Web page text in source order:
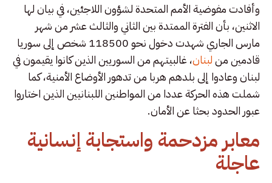
وأفادت مفوضية الأمم المتحدة لشؤون اللاجئين، في بيان لها
الاثنين، بأن الفترة الممتدة بين الثاني والثالث عشر من شهر
مارس الجاري شهدت دخول نحو 118500 شخص إلى سوريا
قادمين منلبنان، غالبيتهم من السوريين الذين كانوا يقيمون في
لبنان وعادوا إلى بلدهم هربا من تدهور الأوضاع الأمنية، كما
شملت هذه الحركة عددا من المواطنين اللبنانيين الذين اختاروا
عبور الحدود بحثا عن الأمان.
معابر مزدحمة واستجابة إنسانية
عاجلة